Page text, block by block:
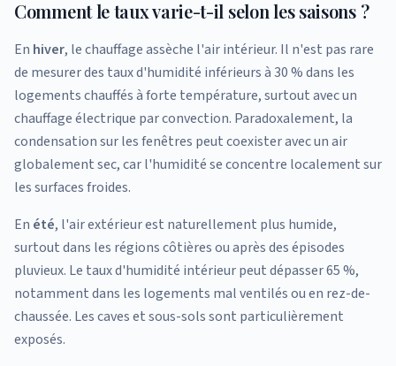
Comment le taux varie-t-il selon les saisons ?
En hiver, le chauffage assèche l'air intérieur. Il n'est pas rare
de mesurer des taux d'humidité inférieurs à 30 % dans les
logements chauffés à forte température, surtout avec un
chauffage électrique par convection. Paradoxalement, la
condensation sur les fenêtres peut coexister avec un air
globalement sec, car l'humidité se concentre localement sur
les surfaces froides.
En été, l'air extérieur est naturellement plus humide,
surtout dans les régions côtières ou après des épisodes
pluvieux. Le taux d'humidité intérieur peut dépasser 65 %,
notamment dans les logements mal ventilés ou en rez-de-
chaussée. Les caves et sous-sols sont particulièrement
exposés.